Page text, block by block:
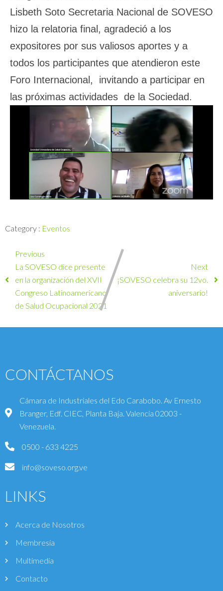
Lisbeth Soto Secretaria Nacional de SOVESO
hizo la relatoria final, agradeció a los
expositores por sus valiosos aportes y a
todos los participantes que atendieron este
Foro Internacional, invitando a participar en
las próximas actividades de la Sociedad.
Category : Eventos
Previous
La SOVESO dice presente
en la organización del XVII
Congreso Latinoamericano
de Salud Ocupacional 2021
Next
¡SOVESO celebra su 12vo.
aniversario!
CONTÁCTANOS
Cámara de Industriales del Edo Carabobo. Av Ernesto
Branger, Edf. CIEC, Planta Baja. Valencia 02003 -
Venezuela.
0500 - 633 4225
info@soveso.org.ve
LINKS
Acerca de Nosotros
Membresía
Multimedia
Contacto